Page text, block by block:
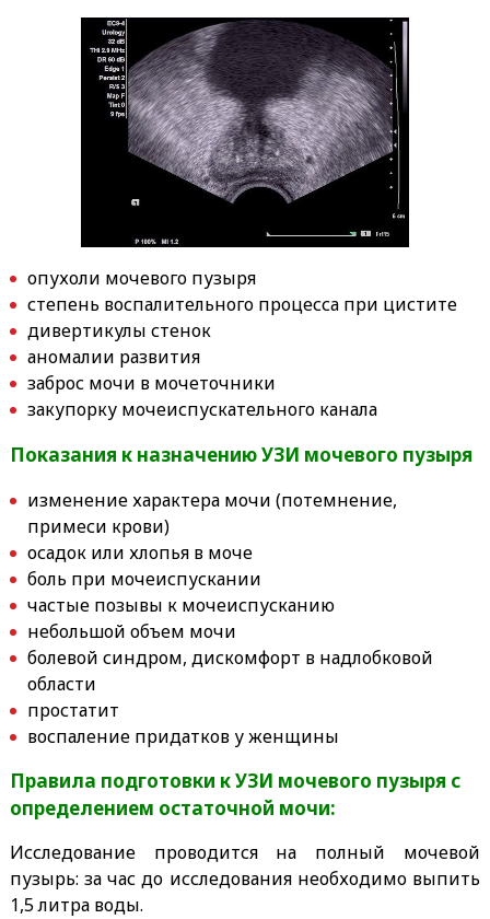
опухоли мочевого пузыря
степень воспалительного процесса при цистите
дивертикулы стенок
аномалии развития
заброс мочи в мочеточники
закупорку мочеиспускательного канала
Показания к назначению УЗИ мочевого пузыря
изменение характера мочи (потемнение,
примеси крови)
осадок или хлопья в моче
боль при мочеиспускании
частые позывы к мочеиспусканию
небольшой объем мочи
болевой синдром, дискомфорт в надлобковой
области
простатит
воспаление придатков у женщины
Правила подготовки к УЗИ мочевого пузыря с
определением остаточной мочи:
Исследование проводится на полный мочевой
пузырь: за час до исследования необходимо выпить
1,5 литра воды.